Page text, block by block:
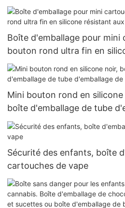
Boîte d'emballage pour mini
bouton rond ultra fin en
enfants
Mini bouton rond en
boîte d'emballage de tube
cartouche de vape
Sécurité des enfants, boîte
cartouches de vape